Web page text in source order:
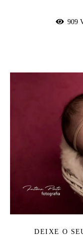
909
DEIXE O